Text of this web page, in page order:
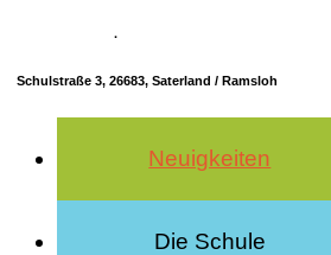
·
Schulstraße 3, 26683, Saterland / Ramsloh
Neuigkeiten
Die Schule